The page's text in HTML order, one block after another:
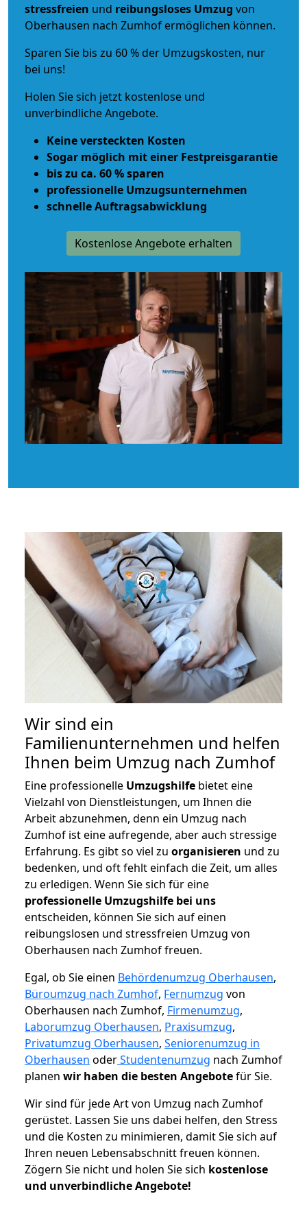
stressfreien und reibungsloses Umzug von
Oberhausen nach Zumhof ermöglichen können.
Sparen Sie bis zu 60 % der Umzugskosten, nur
bei uns!
Holen Sie sich jetzt kostenlose und
unverbindliche Angebote.
Keine versteckten Kosten
Sogar möglich mit einer Festpreisgarantie
bis zu ca. 60 % sparen
professionelle Umzugsunternehmen
schnelle Auftragsabwicklung
Kostenlose Angebote erhalten
Wir sind ein
Familienunternehmen und helfen
Ihnen beim Umzug nach Zumhof
Eine professionelle Umzugshilfe bietet eine
Vielzahl von Dienstleistungen, um Ihnen die
Arbeit abzunehmen, denn ein Umzug nach
Zumhof ist eine aufregende, aber auch stressige
Erfahrung. Es gibt so viel zu organisieren und zu
bedenken, und oft fehlt einfach die Zeit, um alles
zu erledigen. Wenn Sie sich für eine
professionelle Umzugshilfe bei uns
entscheiden, können Sie sich auf einen
reibungslosen und stressfreien Umzug von
Oberhausen nach Zumhof freuen.
Egal, ob Sie einen Behördenumzug Oberhausen,
Büroumzug nach Zumhof, Fernumzug von
Oberhausen nach Zumhof, Firmenumzug,
Laborumzug Oberhausen, Praxisumzug,
Privatumzug Oberhausen, Seniorenumzug in
Oberhausen oderStudentenumzug nach Zumhof
planen wir haben die besten Angebotefür Sie.
Wir sind für jede Art von Umzug nach Zumhof
gerüstet. Lassen Sie uns dabei helfen, den Stress
und die Kosten zu minimieren, damit Sie sich auf
Ihren neuen Lebensabschnitt freuen können.
Zögern Sie nicht und holen Sie sich kostenlose
und unverbindliche Angebote!